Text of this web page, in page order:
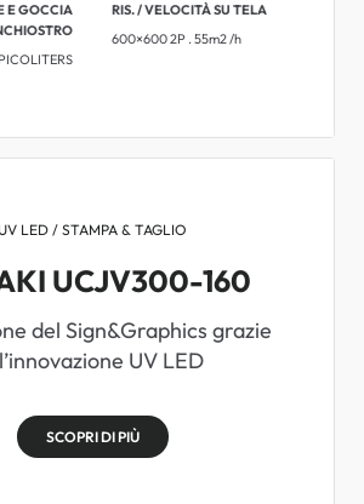
E GOCCIA
RIS. / VELOCITÀ SU TELA
600×600 2P . 55m2 /h
LED / STAMPA & TAGLIO
UCJV300-160
del Sign&Graphics grazie
UV LED
SCOPRI DI PIÙ